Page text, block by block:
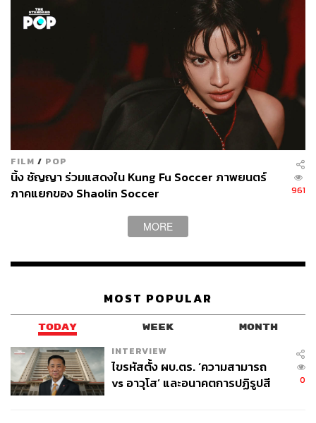
ครอบครัว จนเกิดความขัดแย้งและไม่เข้าใจกันภายใน
ครอบครัว ไปจนถึง ‘การส่งต่อ’ ความเจ็บปวดที่ตนเองเคยถูก
กระทำจากคนรุ่นก่อนไปสู่คนรุ่นถัดไปโดยไม่ตั้งใจ
ซึ่งแม้ว่าประเด็นที่ภาพยนตร์กำลังพยายามนำเสนอถือเป็น
หนึ่งในประเด็นที่มักจะถูกหยิบยกมากล่าวถึงอยู่บ่อยครั้งใน
ภาพยนตร์และซีรีส์หลายเรื่อง แต่ด้วยกลวิธีนำเสนอที่มี
เอกลักษณ์ของผู้กำกับ และการผูกโยงประเด็นดังกล่าวเข้ากับ
มัลติเวิร์สอย่างแนบเนียน มันจึงส่งผลให้ปมปัญหาที่ภาพยนตร์
นำเสนอมีความน่าสนใจและชวนติดตามในรูปแบบของตัว
เอง
ในภาพรวมแล้วEverything Everywhere All At Once
ภาพยนตร์ที่นำเสนอความยิ่งใหญ่และซับซ้อนของมัลติเวิร์สอ
อกมาได้อย่างตื่นตาตื่นใจ จนทำให้เราคาดเดาไม่ได้จริงๆ ว่า
FILM / POP
นิ้ง ชัญญา ร่วมแสดงใน Kung Fu Soccer ภาพยนตร์
ภาคแยกของ Shaolin Soccer
961
MORE
MOST POPULAR
TODAY WEEK MONTH
INTERVIEW
ไขรหัสตั้ง ผบ.ตร. ‘ความสามารถ
vs อาวุโส’ และอนาคตการปฏิรูปสี
0